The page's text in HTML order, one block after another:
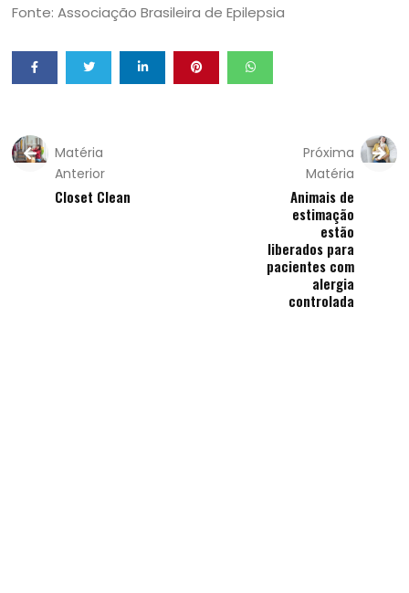
Fonte: Associação Brasileira de Epilepsia
Matéria
Anterior
Closet Clean
Próxima
Matéria
Animais de
estimação
estão
liberados para
pacientes com
alergia
controlada